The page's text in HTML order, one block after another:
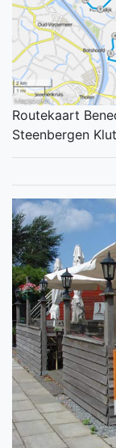
Routekaart
Steenbergen